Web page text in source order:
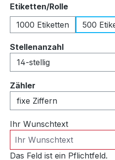
Etiketten/Rolleauswählen
1000 Etiketten
500
Stellenanzahlauswählen
Zähler
Ihr Wunschtext
Das Feld ist ein Pflichtfeld.